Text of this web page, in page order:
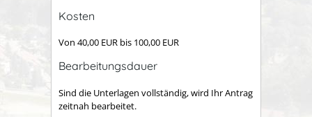
Kosten
Von 40,00 EUR bis 100,00 EUR
Bearbeitungsdauer
Sind die Unterlagen vollständig, wird Ihr Antrag
zeitnah bearbeitet.